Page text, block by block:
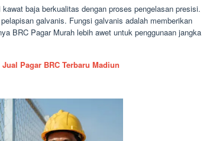
baja berkualitas dengan proses pengelasan presisi.
galvanis. Fungsi galvanis adalah memberikan
BRC Pagar Murah lebih awet untuk penggunaan jangka
Jual Pagar BRC Terbaru Madiun